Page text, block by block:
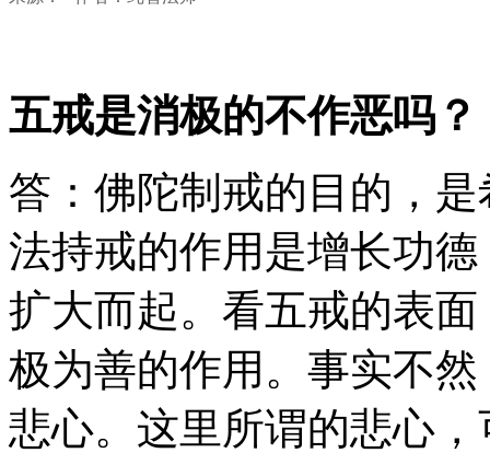
五戒是消极的不作恶吗？
答：佛陀制戒的目的，
法持戒的作用是增长功
扩大而起。看五戒的表
极为善的作用。事实不
悲心。这里所谓的悲心